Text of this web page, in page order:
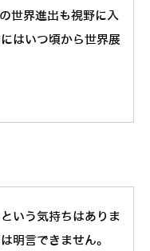
世界進出も視野に入
はいつ頃から世界展
いう気持ちはありま
明言できません。